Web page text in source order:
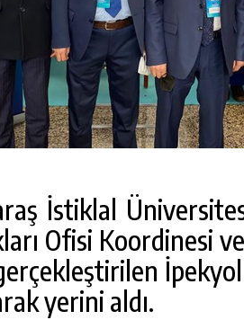
İstiklal
Ofisi Koordinesi
yerini aldı.
GÜNLÜK HABER AKIŞI
KIZ KUR’AN KURSU
DARENDE GEZISI.